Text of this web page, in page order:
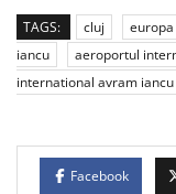
TAGS: cluj europa
iancu
aeroportul
international avram iancu
Facebook